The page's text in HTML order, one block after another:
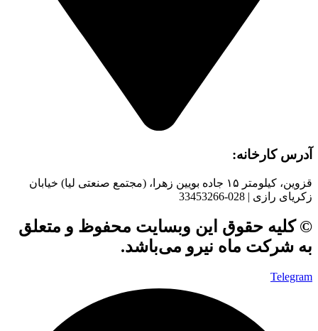
آدرس کارخانه:
قزوین، کیلومتر ۱۵ جاده بويین زهرا، (مجتمع صنعتی لیا) خیابان
زکریای رازی | 028-33453266
© کلیه حقوق این وبسایت محفوظ و متعلق
به شرکت ماه نیرو می‌باشد.
Telegram